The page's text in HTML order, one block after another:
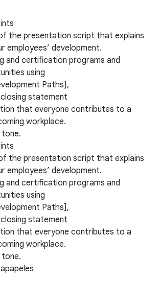
the presentation script that explains
employees’ development.
and certification programs and
using
Paths],
statement
that everyone contributes to a
workplace.
tone.
the presentation script that explains
employees’ development.
and certification programs and
using
Paths],
statement
that everyone contributes to a
workplace.
tone.